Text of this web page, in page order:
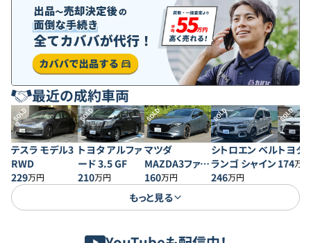
最近の成約車両
SOLD
テスラ モデル3
RWD
229万円
SOLD
トヨタ アルファ
ード 3.5 GF
210万円
SOLD
マツダ
MAZDA3ファス
トバック 20S プ
ロアクティブ
160万円
SOLD
シトロエン ベル
ランゴ シャイン
246万円
SOLD
トヨタ
174万円
もっと見る